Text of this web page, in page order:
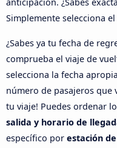
Simplemente selecciona
¿Sabes ya tu fecha de
comprueba el viaje de
selecciona la fecha
número de pasajeros que
tu viaje! Puedes ordenar
salida y horario de
específico por estación